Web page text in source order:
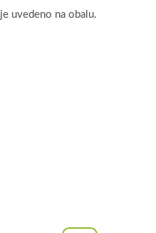
je uvedeno na obalu.